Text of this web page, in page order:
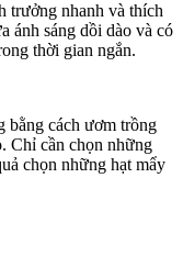
trưởng nhanh và thích
ánh sáng dồi dào và có
thời gian ngắn.
bằng cách ươm trồng
Chỉ cần chọn những
chọn những hạt mẩy